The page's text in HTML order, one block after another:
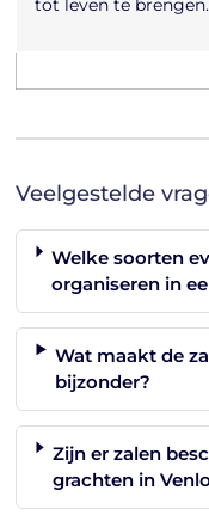
tot leven te brengen.
Veelgestelde
Welke soorten
organiseren in
Wat maakt de
bijzonder?
Zijn er zalen
grachten in